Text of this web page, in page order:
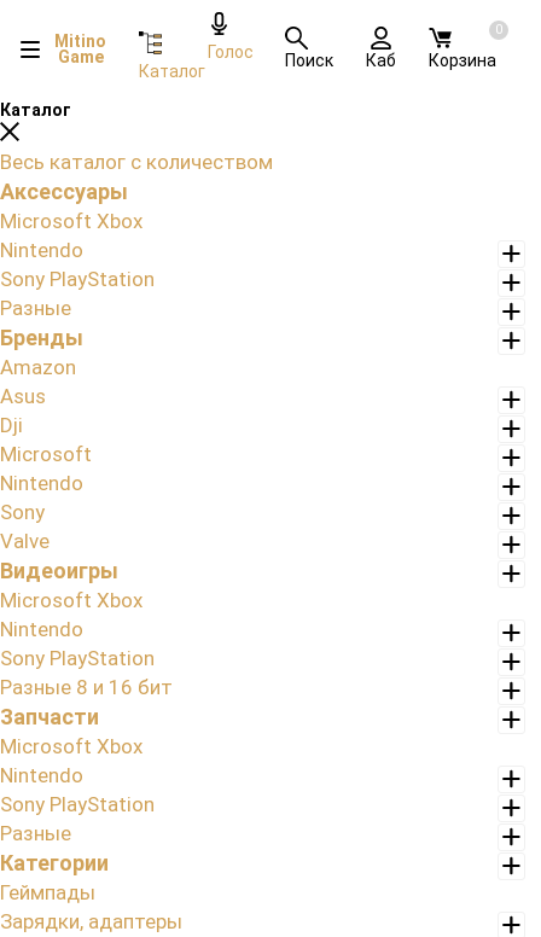
Mitino
Game
Каталог
Голос Поиск Каб
0
Корзина
Каталог
Весь каталог с количеством
Аксессуары
Microsoft Xbox
Nintendo
Sony PlayStation
Разные
Бренды
Amazon
Asus
Dji
Microsoft
Nintendo
Sony
Valve
Видеоигры
Microsoft Xbox
Nintendo
Sony PlayStation
Разные 8 и 16 бит
Запчасти
Microsoft Xbox
Nintendo
Sony PlayStation
Разные
Категории
Геймпады
Зарядки, адаптеры